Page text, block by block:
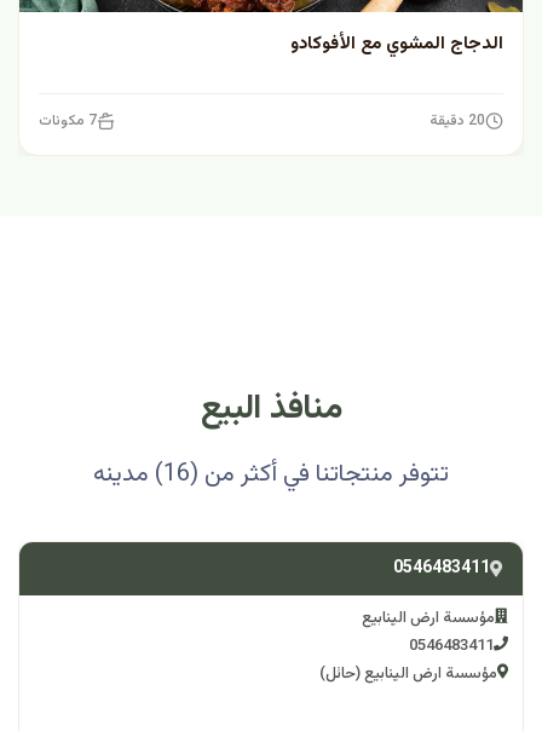
الدجاج المشوي مع الأفوكادو
20 دقيقة 7 مكونات
منافذ البيع
تتوفر منتجاتنا في أكثر من (16) مدينه
0546483411
مؤسسة ارض الينابيع
0546483411
مؤسسة ارض الينابيع (حائل)